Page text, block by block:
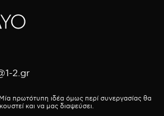
2.gr
πρωτότυπη ιδέα όμως περί συνεργασίας θα
και να μας διαψεύσει.